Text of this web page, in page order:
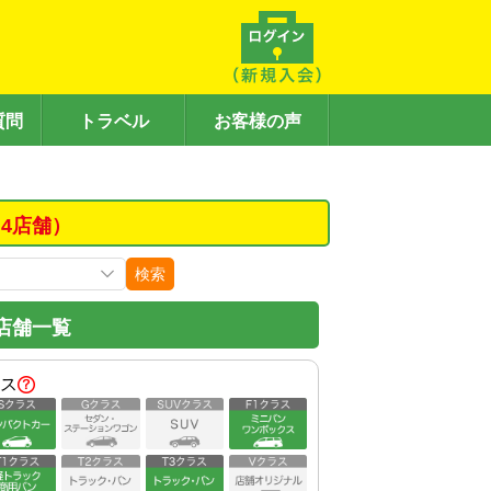
問 トラベル お客様の声
舗）
検索
舗一覧